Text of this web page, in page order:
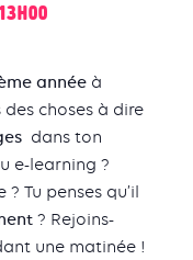
année à
des choses à dire
dans ton
e-learning ?
Tu penses qu’il
? Rejoins-
une matinée !